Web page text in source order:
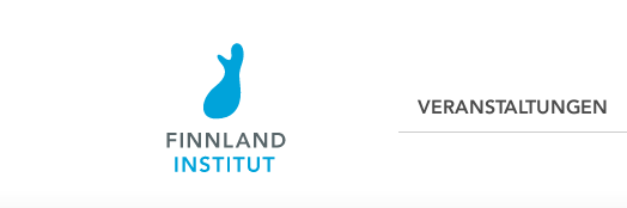
VERANSTALTUNGEN